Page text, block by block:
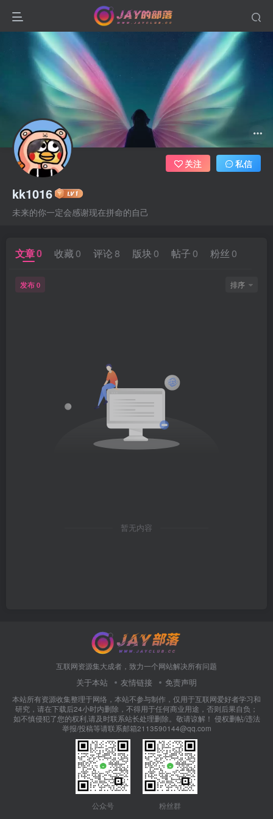
kk1016
未来的你一定会感谢现在拼命的自己
关注 私信
文章0 收藏 0 评论 8 版块 0 帖子 0 粉丝 0
发布 0 排序
暂无内容
互联网资源集大成者，致力一个网站解决所有问题
关于本站 友情链接 免责声明
本站所有资源收集整理于网络，本站不参与制作，仅用于互联网爱好者学习和
研究，请在下载后24小时内删除，不得用于任何商业用途，否则后果自负；
如不慎侵犯了您的权利,请及时联系站长处理删除。敬请谅解！ 侵权删帖/违法
举报/投稿等请联系邮箱2113590144@qq.com
公众号 粉丝群